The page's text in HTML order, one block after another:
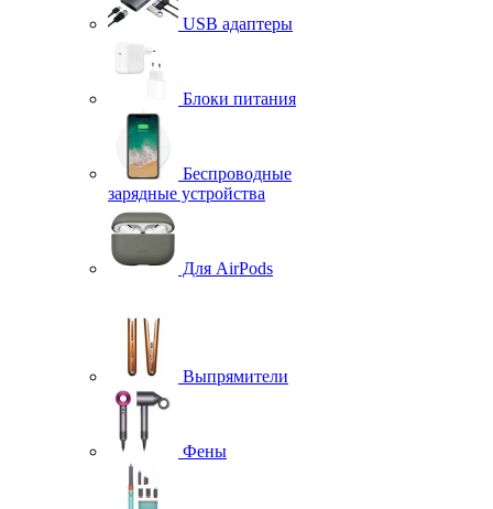
USB адаптеры
Блоки питания
Беспроводные
зарядные устройства
Для AirPods
Выпрямители
Фены